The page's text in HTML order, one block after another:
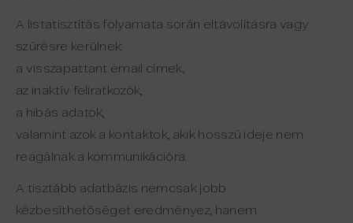
A listatisztítás folyamata során eltávolításra vagy
szűrésre kerülnek:
a visszapattant email címek,
az inaktív feliratkozók,
a hibás adatok,
valamint azok a kontaktok, akik hosszú ideje nem
reagálnak a kommunikációra.
A tisztább adatbázis nemcsak jobb
kézbesíthetőséget eredményez, hanem